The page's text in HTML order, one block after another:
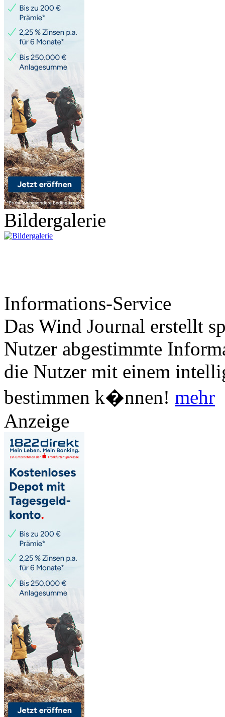
Bildergalerie
Informations-Service
Das Wind Journal erstellt
Nutzer abgestimmte
die Nutzer mit einem
bestimmen k�nnen! mehr
Anzeige